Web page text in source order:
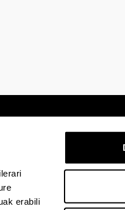
erabili
Laguntza
en
Linkedin-enEHU Instagram-en
EHU